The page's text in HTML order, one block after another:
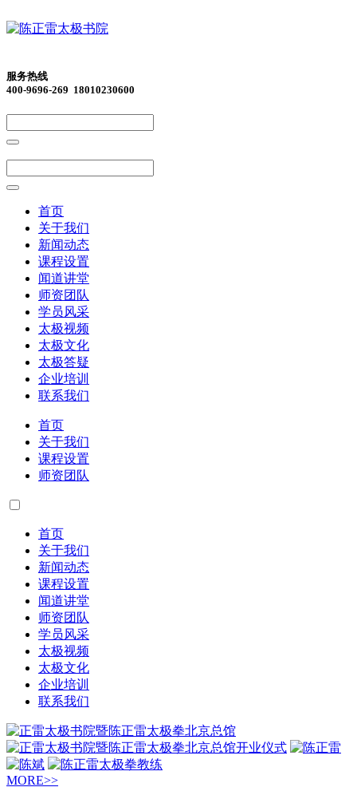
服务热线
400-9696-269 18010230600
首页
关于我们
新闻动态
课程设置
闻道讲堂
师资团队
学员风采
太极视频
太极文化
太极答疑
企业培训
联系我们
首页
关于我们
课程设置
师资团队
首页
关于我们
新闻动态
课程设置
闻道讲堂
师资团队
学员风采
太极视频
太极文化
企业培训
联系我们
MORE>>